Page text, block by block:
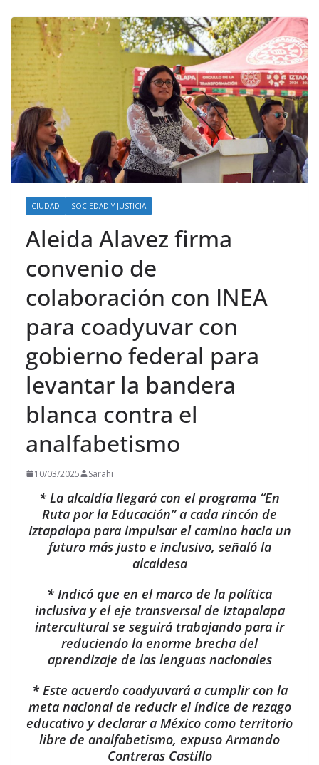
CIUDAD SOCIEDAD Y JUSTICIA
Aleida Alavez firma
convenio de
colaboración con INEA
para coadyuvar con
gobierno federal para
levantar la bandera
blanca contra el
analfabetismo
10/03/2025 Sarahi
* La alcaldía llegará con el programa “En
Ruta por la Educación” a cada rincón de
Iztapalapa para impulsar el camino hacia un
futuro más justo e inclusivo, señaló la
alcaldesa
* Indicó que en el marco de la política
inclusiva y el eje transversal de Iztapalapa
intercultural se seguirá trabajando para ir
reduciendo la enorme brecha del
aprendizaje de las lenguas nacionales
* Este acuerdo coadyuvará a cumplir con la
meta nacional de reducir el índice de rezago
educativo y declarar a México como territorio
libre de analfabetismo, expuso Armando
Contreras Castillo